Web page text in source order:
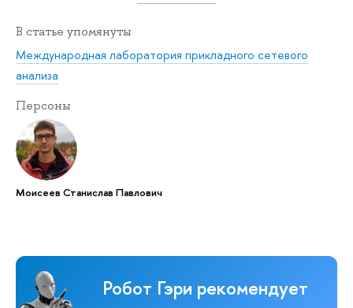
В статье упомянуты
Международная лаборатория прикладного сетевого
анализа
Персоны
Моисеев Станислав Павлович
Робот Гэри рекомендует